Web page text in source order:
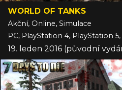
WORLD OF TANKS
Akční, Online, Simulace
19. leden 2016 (původní